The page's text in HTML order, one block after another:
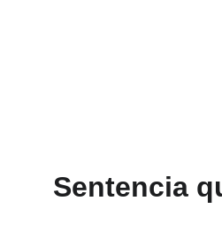
Sentencia